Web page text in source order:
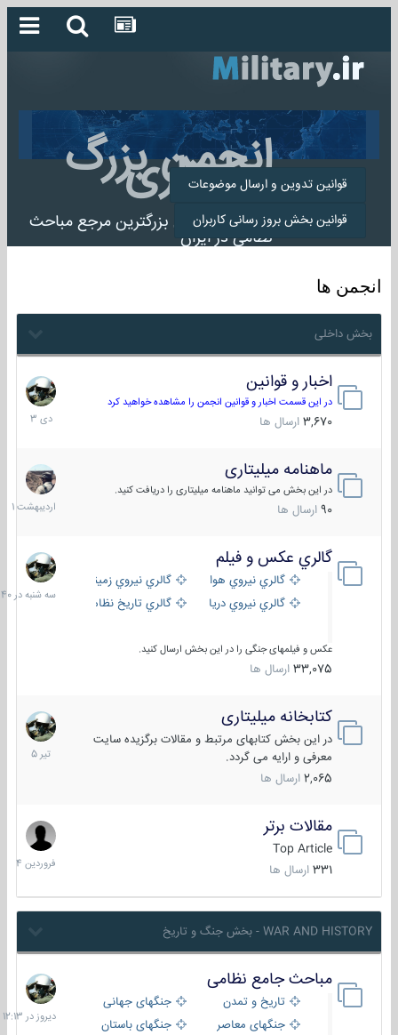
انجمن بزرگ
میلیتاری
انجمن میلیتاری بزرگترین مرجع مباحث
نظامی در ایران
قوانین تدوین و ارسال موضوعات
قوانین بخش بروز رسانی کاربران
انجمن ها
بخش داخلی
اخبار و قوانین
در این قسمت اخبار و قوانین انجمن را مشاهده خواهید کرد
3,670 ارسال ها
22
دی
1403
ماهنامه میلیتاری
در این بخش می توانید ماهنامه میلیتاری را دریافت کنید.
90 ارسال ها
30
1401
گالري عكس و فيلم
گالري نيروي هوايي
گالري نيروي زميني
گالري نيروي دريايي
گالري تاریخ نظامی
عکس و فیلمهای جنگی را در این بخش ارسال کنید.
33,075 ارسال ها
سه
شنبه
در
کتابخانه میلیتاری
در این بخش کتابهای مرتبط و مقالات برگزیده سایت
معرفی و ارایه می گردد.
2,065 ارسال ها
16
تیر
1405
مقالات برتر
Top Article
331 ارسال ها
29
فروردین
1404
WAR AND HISTORY - بخش جنگ و تاریخ
مباحث جامع نظامی
تاریخ و تمدن
جنگهای جهانی
جنگهای معاصر
جنگهای باستان
دیروز
در
12:13